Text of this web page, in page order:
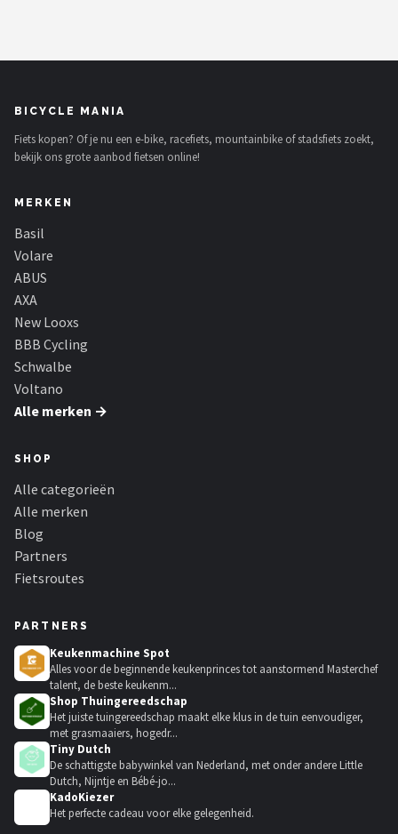
BICYCLE MANIA
Fiets kopen? Of je nu een e-bike, racefiets, mountainbike of stadsfiets zoekt,
bekijk ons grote aanbod fietsen online!
MERKEN
Basil
Volare
ABUS
AXA
New Looxs
BBB Cycling
Schwalbe
Voltano
Alle merken →
SHOP
Alle categorieën
Alle merken
Blog
Partners
Fietsroutes
PARTNERS
Keukenmachine Spot
Alles voor de beginnende keukenprinces tot aanstormend Masterchef
talent, de beste keukenm...
Shop Thuingereedschap
Het juiste tuingereedschap maakt elke klus in de tuin eenvoudiger,
met grasmaaiers, hogedr...
Tiny Dutch
De schattigste babywinkel van Nederland, met onder andere Little
Dutch, Nijntje en Bébé-jo...
KadoKiezer
Het perfecte cadeau voor elke gelegenheid.